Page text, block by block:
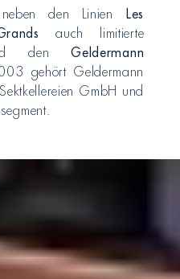
den Linien Les
auch limitierte
und denGeldermann
gehört Geldermann
GmbH und